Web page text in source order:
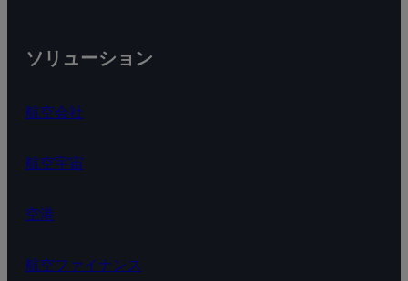
ソリューション
航空会社
航空宇宙
空港
航空ファイナンス